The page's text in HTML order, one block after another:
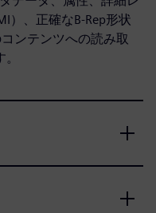
）、正確なB-Rep形状
ンテンツへの読み取